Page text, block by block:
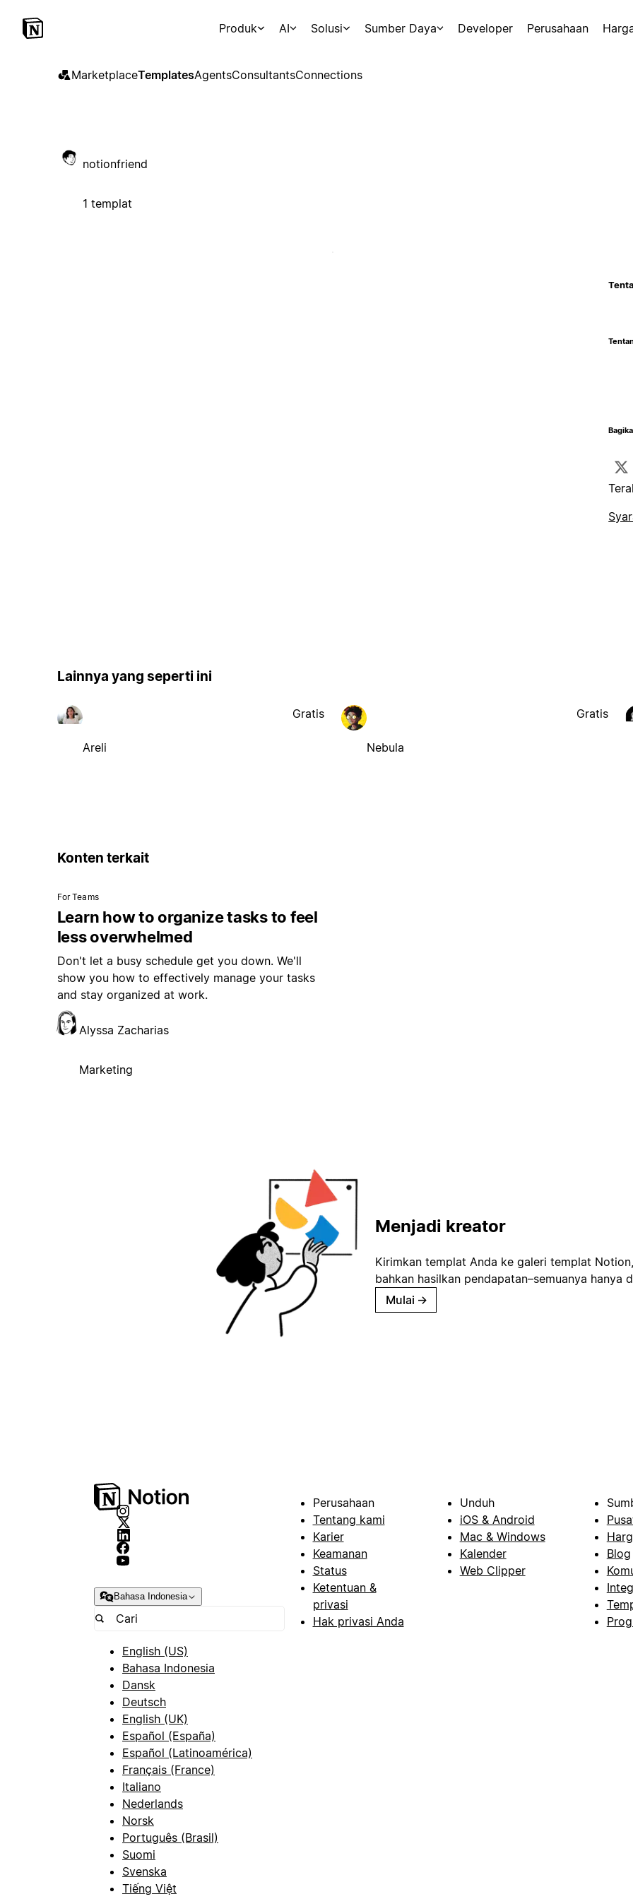
Produk AI Solusi Sumber Daya Developer Perusahaan
MarketplaceTemplatesAgentsConsultantsConnections
notionfriend
1 templat
Lainnya yang seperti ini
Areli
Gratis
Nebula
Gratis
Konten terkait
For Teams
Learn how to organize tasks to feel
less overwhelmed
Don't let a busy schedule get you down. We'll
show you how to effectively manage your tasks
and stay organized at work.
Alyssa Zacharias
Marketing
Menjadi kreator
Kirimkan templat Anda ke galeri templat
bahkan hasilkan pendapatan–semuanya hanya
Mulai →
Bahasa Indonesia
English (US)
Bahasa Indonesia
Dansk
Deutsch
English (UK)
Español (España)
Español (Latinoamérica)
Français (France)
Italiano
Nederlands
Norsk
Português (Brasil)
Suomi
Svenska
Tiếng Việt
Perusahaan
Tentang kami
Karier
Keamanan
Status
Ketentuan &
privasi
Hak privasi Anda
Unduh
iOS & Android
Mac & Windows
Kalender
Web Clipper
Blog